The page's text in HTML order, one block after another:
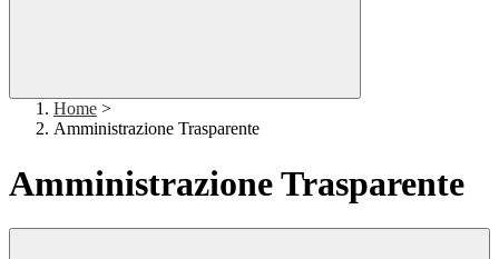
Home >
Amministrazione Trasparente
Amministrazione Trasparente